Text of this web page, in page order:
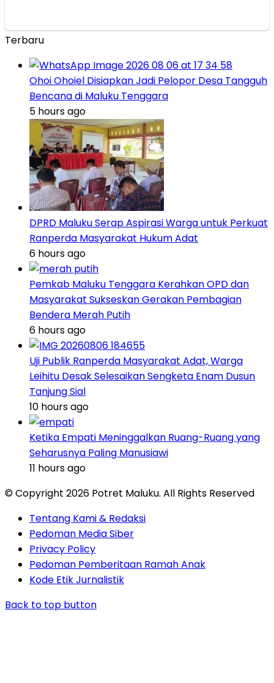
Terbaru
Ohoi Ohoiel Disiapkan Jadi Pelopor Desa Tangguh
Bencana di Maluku Tenggara
5 hours ago
DPRD Maluku Serap Aspirasi Warga untuk Perkuat
Ranperda Masyarakat Hukum Adat
6 hours ago
Pemkab Maluku Tenggara Kerahkan OPD dan
Masyarakat Sukseskan Gerakan Pembagian
Bendera Merah Putih
6 hours ago
Uji Publik Ranperda Masyarakat Adat, Warga
Leihitu Desak Selesaikan Sengketa Enam Dusun
Tanjung Sial
10 hours ago
Ketika Empati Meninggalkan Ruang-Ruang yang
Seharusnya Paling Manusiawi
11 hours ago
© Copyright 2026 Potret Maluku. All Rights Reserved
Tentang Kami & Redaksi
Pedoman Media Siber
Privacy Policy
Pedoman Pemberitaan Ramah Anak
Kode Etik Jurnalistik
Back to top button